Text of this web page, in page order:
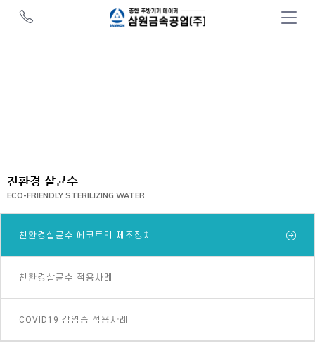
친환경 살균수
ECO-FRIENDLY STERILIZING WATER
친환경살균수 에코트리 제조장치
친환경살균수 적용사례
COVID19 감염증 적용사례